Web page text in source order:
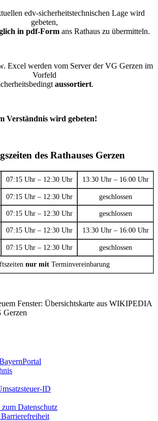
edv-sicherheitstechnischen Lage wird
gebeten,
in pdf-Formans Rathaus zu übermitteln.
Excel werden vom Server der VG Gerzen im
Vorfeld
aussortiert.
Verständnis wird gebeten!
des Rathauses Gerzen
07:15 Uhr – 12:30 Uhr 13:30 Uhr – 16:00 Uhr
07:15 Uhr – 12:30 Uhr geschlossen
07:15 Uhr – 12:30 Uhr geschlossen
07:15 Uhr – 12:30 Uhr 13:30 Uhr – 16:00 Uhr
07:15 Uhr – 12:30 Uhr geschlossen
nur mit Terminvereinbarung
ID
Datenschutz